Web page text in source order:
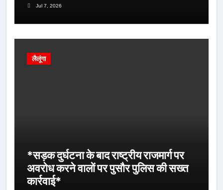
Jul 7, 2026
लैलूंगा
*सड़क दुर्घटना के बाद राष्ट्रीय राजमार्ग पर
अवरोध करने वालों पर पुसौर पुलिस की सख्त
कार्रवाई*